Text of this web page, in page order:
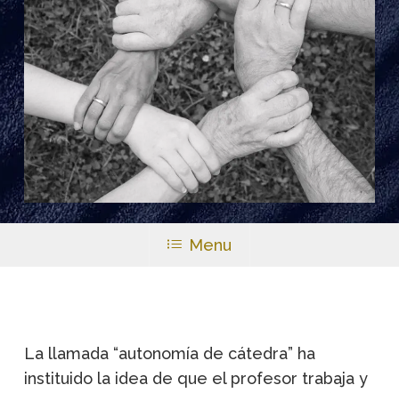
Menu
La llamada “autonomía de cátedra” ha
instituido la idea de que el profesor trabaja y